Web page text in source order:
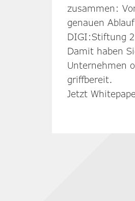
zusammen:
genauen
DIGI:Stiftung
Damit haben
Unternehmen
griffbereit.
Jetzt